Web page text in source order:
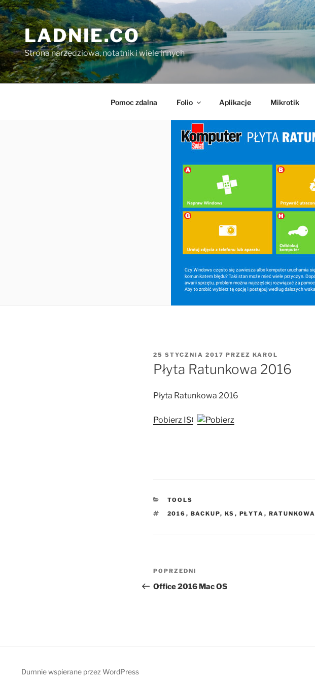
Przejdź
do
treści LADNIE.CO
Strona narzędziowa, notatnik i wiele innych
Pomoc zdalna Folio Aplikacje Mikrotik
OPUBLIKOWANE
W
25 STYCZNIA 2017 PRZEZ KAROL
Płyta Ratunkowa 2016
Płyta Ratunkowa 2016
Pobierz ISO
KATEGORIE
TOOLS
TAGI
2016 , BACKUP, KS , PŁYTA , RATUNKOWA
Nawigacja
wpisu
Poprzedni
wpis
POPRZEDNI
Office 2016 Mac OS
Dumnie wspierane przez WordPress